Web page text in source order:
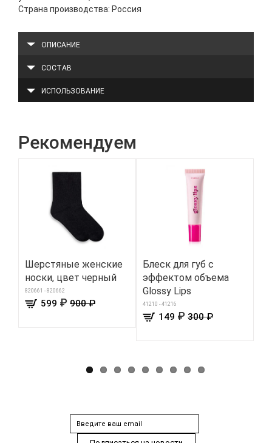
Страна производства: Россия
ОПИСАНИЕ
СОСТАВ
ИСПОЛЬЗОВАНИЕ
Рекомендуем
Шерстяные женские
носки, цвет черный
820661 - 820662
599 ₽ 900 ₽
Блеск для губ с
эффектом объема
Glossy Lips
41210 - 41216
149 ₽ 300 ₽